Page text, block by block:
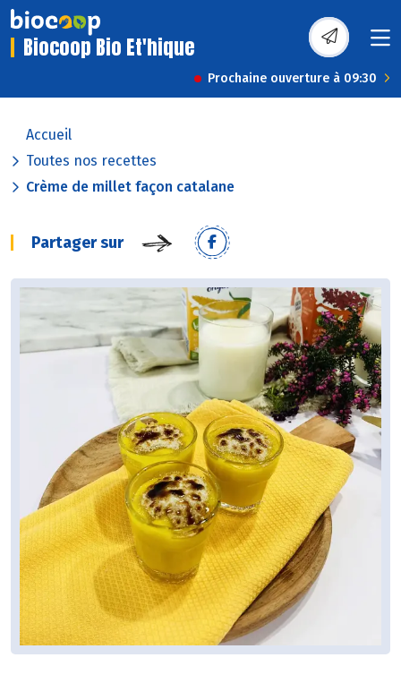
Biocoop Bio Et'hique
Prochaine ouverture à 09:30
Accueil
Toutes nos recettes
Crème de millet façon catalane
Partager sur